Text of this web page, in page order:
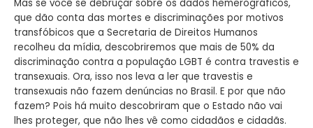
Mas se você se debruçar sobre os dados hemerográficos,
que dão conta das mortes e discriminações por motivos
transfóbicos que a Secretaria de Direitos Humanos
recolheu da mídia, descobriremos que mais de 50% da
discriminação contra a população LGBT é contra travestis e
transexuais. Ora, isso nos leva a ler que travestis e
transexuais não fazem denúncias no Brasil. E por que não
fazem? Pois há muito descobriram que o Estado não vai
lhes proteger, que não lhes vê como cidadãos e cidadãs.